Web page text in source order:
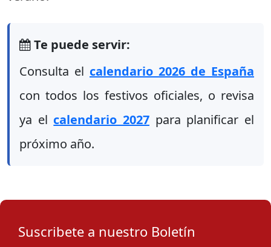
Te puede servir:
Consulta el calendario 2026 de España
con todos los festivos oficiales, o revisa
ya el calendario 2027 para planificar el
próximo año.
Suscribete a nuestro Boletín